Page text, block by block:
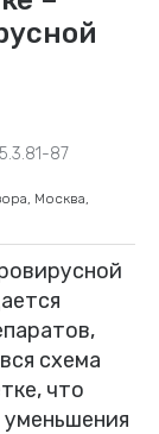
Москва,
схема
что
87